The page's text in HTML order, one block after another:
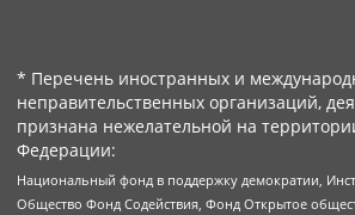
* Перечень иностранных и
неправительственных организаций,
признана нежелательной на
Федерации:
Национальный фонд в поддержку демократии,
Общество Фонд Содействия, Фонд Открытое